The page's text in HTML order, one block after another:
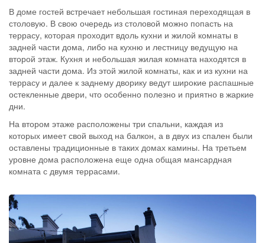
В доме гостей встречает небольшая гостиная переходящая в
столовую. В свою очередь из столовой можно попасть на
террасу, которая проходит вдоль кухни и жилой комнаты в
задней части дома, либо на кухню и лестницу ведущую на
второй этаж. Кухня и небольшая жилая комната находятся в
задней части дома. Из этой жилой комнаты, как и из кухни на
террасу и далее к заднему дворику ведут широкие распашные
остекленные двери, что особенно полезно и приятно в жаркие
дни.
На втором этаже расположены три спальни, каждая из
которых имеет свой выход на балкон, а в двух из спален были
оставлены традиционные в таких домах камины. На третьем
уровне дома расположена еще одна общая мансардная
комната с двумя террасами.